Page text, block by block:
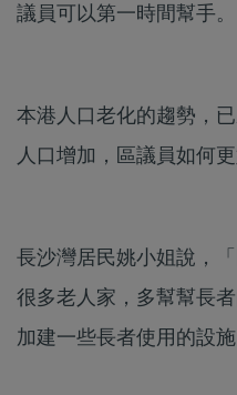
議員可以第一時間幫手。
本港人口老化的趨勢，
人口增加，區議員如何
長沙灣居民姚小姐說，
很多老人家，多幫幫長
加建一些長者使用的設